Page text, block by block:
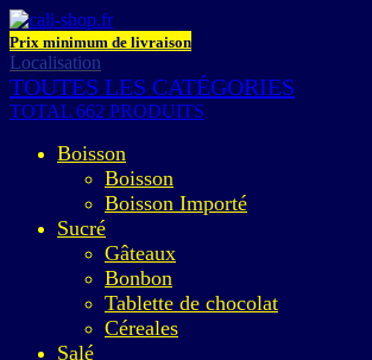
Prix minimum de livraison
Localisation
TOUTES LES CATÉGORIES
TOTAL 662 PRODUITS
Boisson
Boisson
Boisson Importé
Sucré
Gâteaux
Bonbon
Tablette de chocolat
Céreales
Salé